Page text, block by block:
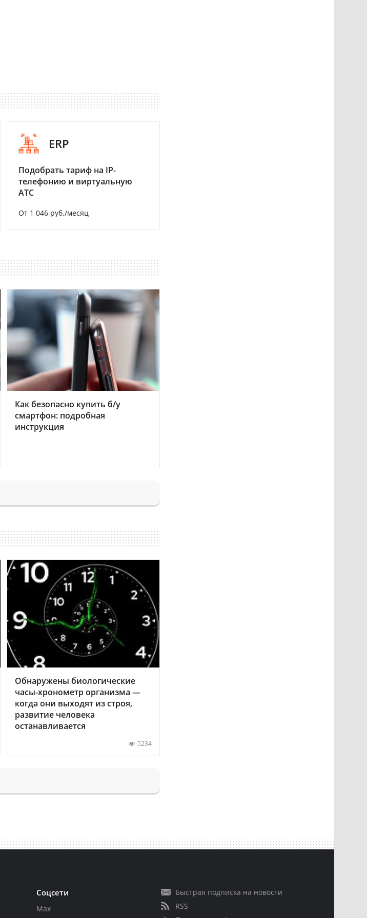
ERP
Подобрать тариф на IP-
телефонию и виртуальную
АТС
От 1 046 руб./месяц
Как безопасно купить б/у
смартфон: подробная
инструкция
Обнаружены биологические
часы-хронометр организма —
когда они выходят из строя,
развитие человека
останавливается
5234
Соцсети
Max
Быстрая подписка на новости
RSS